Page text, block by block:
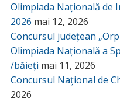
Olimpiada Națională de
2026 mai 12, 2026
Concursul județean
Olimpiada Națională a
/băieți mai 11, 2026
Concursul Național de
2026